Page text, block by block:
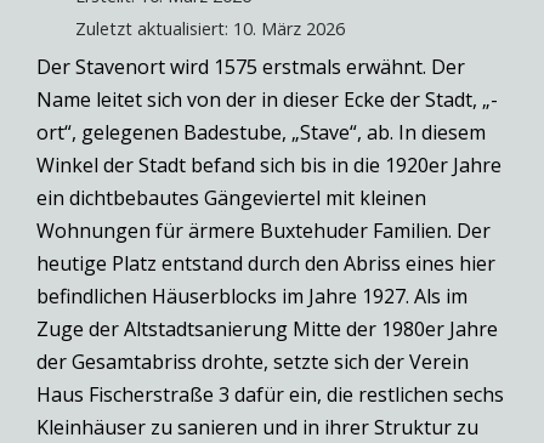
Zuletzt aktualisiert: 10. März 2026
Der Stavenort wird 1575 erstmals erwähnt. Der
Name leitet sich von der in dieser Ecke der Stadt, „-
ort“, gelegenen Badestube, „Stave“, ab. In diesem
Winkel der Stadt befand sich bis in die 1920er Jahre
ein dichtbebautes Gängeviertel mit kleinen
Wohnungen für ärmere Buxtehuder Familien. Der
heutige Platz entstand durch den Abriss eines hier
befindlichen Häuserblocks im Jahre 1927. Als im
Zuge der Altstadtsanierung Mitte der 1980er Jahre
der Gesamtabriss drohte, setzte sich der Verein
Haus Fischerstraße 3 dafür ein, die restlichen sechs
Kleinhäuser zu sanieren und in ihrer Struktur zu